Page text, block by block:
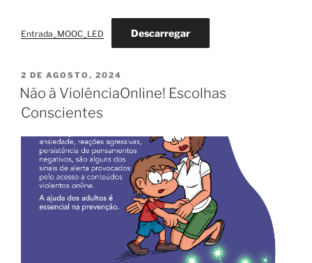
Entrada_MOOC_LED Descarregar
PUBLICADO
EM
2 DE AGOSTO, 2024
Não à ViolênciaOnline! Escolhas
Conscientes